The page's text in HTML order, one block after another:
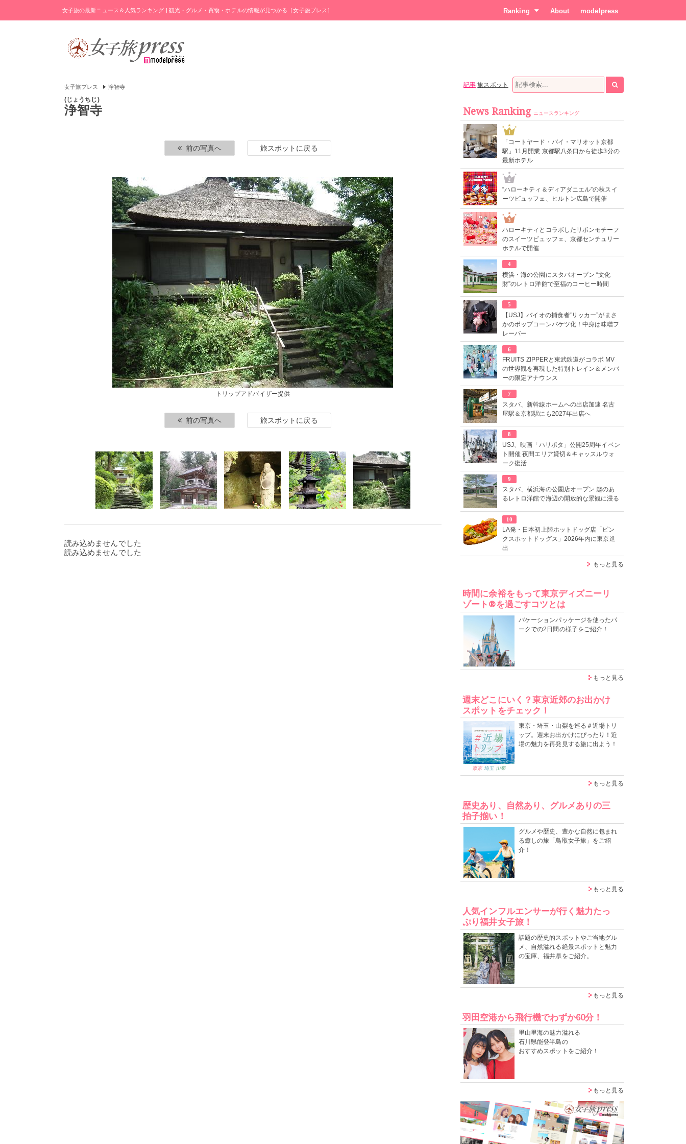
女子旅の最新ニュース＆人気ランキング | 観光・グルメ・買物・ホテルの情報が見つかる［女子旅プレス］ Ranking About modelpress
女子旅プレス 浄智寺
浄智寺
じょうちじ
前の写真へ 旅スポットに戻る
トリップアドバイザー提供
前の写真へ 旅スポットに戻る
読み込めませんでした
読み込めませんでした
記事 旅スポット
News Ranking ニュースランキング
1
「コートヤード・バイ・マリオット京都
駅」11月開業 京都駅八条口から徒歩3分の
最新ホテル
2
“ハローキティ＆ディアダニエル”の秋スイ
ーツビュッフェ、ヒルトン広島で開催
3
ハローキティとコラボしたリボンモチーフ
のスイーツビュッフェ、京都センチュリー
ホテルで開催
4
横浜・海の公園にスタバオープン “文化
財”のレトロ洋館で至福のコーヒー時間
5
【USJ】バイオの捕食者“リッカー”がまさ
かのポップコーンバケツ化！中身は味噌フ
レーバー
6
FRUITS ZIPPERと東武鉄道がコラボ MV
の世界観を再現した特別トレイン＆メンバ
ーの限定アナウンス
7
スタバ、新幹線ホームへの出店加速 名古
屋駅＆京都駅にも2027年出店へ
8
USJ、映画「ハリポタ」公開25周年イベン
ト開催 夜間エリア貸切＆キャッスルウォ
ーク復活
9
スタバ、横浜海の公園店オープン 趣のあ
るレトロ洋館で海辺の開放的な景観に浸る
10
LA発・日本初上陸ホットドッグ店「ピン
クスホットドッグス」2026年内に東京進
出
もっと見る
時間に余裕をもって東京ディズニーリ
ゾート®を過ごすコツとは
バケーションパッケージを使ったパ
ークでの2日間の様子をご紹介！
もっと見る
週末どこにいく？東京近郊のお出かけ
スポットをチェック！
東京・埼玉・山梨を巡る＃近場トリ
ップ。週末お出かけにぴったり！近
場の魅力を再発見する旅に出よう！
もっと見る
歴史あり、自然あり、グルメありの三
拍子揃い！
グルメや歴史、豊かな自然に包まれ
る癒しの旅「鳥取女子旅」をご紹
介！
もっと見る
人気インフルエンサーが行く魅力たっ
ぷり福井女子旅！
話題の歴史的スポットやご当地グル
メ、自然溢れる絶景スポットと魅力
の宝庫、福井県をご紹介。
もっと見る
羽田空港から飛行機でわずか60分！
里山里海の魅力溢れる
石川県能登半島の
おすすめスポットをご紹介！
もっと見る